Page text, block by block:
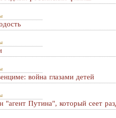
война глазами детей
Путина", который сеет